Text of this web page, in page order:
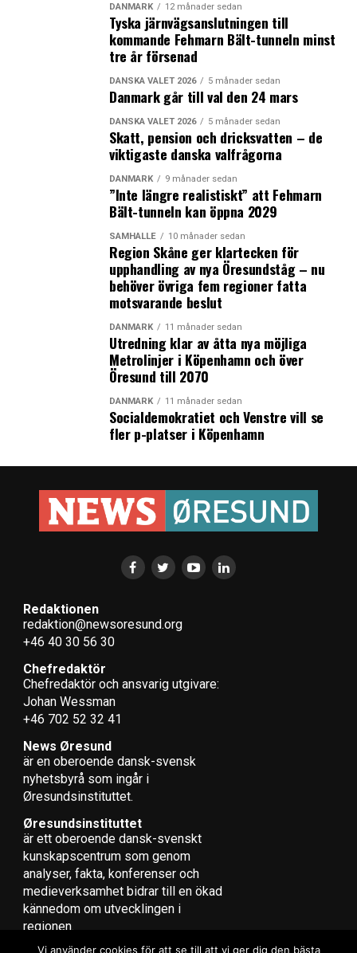
DANMARK 12 månader sedan
Tyska järnvägsanslutningen till
kommande Fehmarn Bält-tunneln minst
tre år försenad
DANSKA VALET 2026 5 månader sedan
Danmark går till val den 24 mars
DANSKA VALET 2026 5 månader sedan
Skatt, pension och dricksvatten – de
viktigaste danska valfrågorna
DANMARK 9 månader sedan
”Inte längre realistiskt” att Fehmarn
Bält-tunneln kan öppna 2029
SAMHÄLLE 10 månader sedan
Region Skåne ger klartecken för
upphandling av nya Öresundståg – nu
behöver övriga fem regioner fatta
motsvarande beslut
DANMARK 11 månader sedan
Utredning klar av åtta nya möjliga
Metrolinjer i Köpenhamn och över
Öresund till 2070
DANMARK 11 månader sedan
Socialdemokratiet och Venstre vill se
fler p-platser i Köpenhamn
Redaktionen
redaktion@newsoresund.org
+46 40 30 56 30
Chefredaktör
Chefredaktör och ansvarig utgivare:
Johan Wessman
+46 702 52 32 41
News Øresund
är en oberoende dansk-svensk
nyhets­byrå som ingår i
Øresundsinstituttet.
Øresundsinstituttet
är ett oberoende dansk-svenskt
kunskapscentrum som genom
analyser, fakta, konferenser och
medieverksamhet bidrar till en ökad
kännedom om utvecklingen i
regionen.
Vi använder cookies för att se till att vi ger dig den bästa